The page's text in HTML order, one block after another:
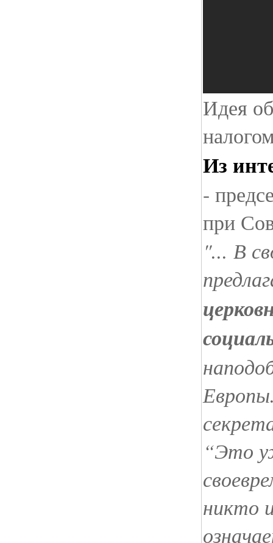
Идея
Из
-
при
"... В
“Это
никто